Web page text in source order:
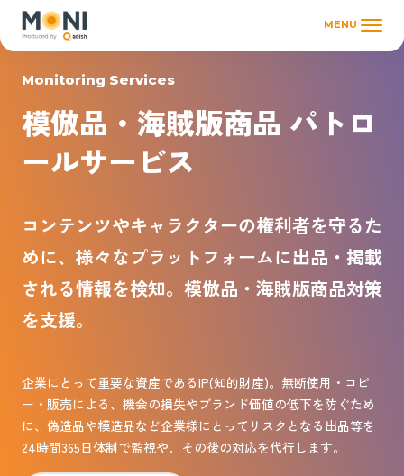
MENU
Monitoring Services
模倣品・海賊版商品 パトロ
ールサービス
コンテンツやキャラクターの権利者を守るた
めに、様々なプラットフォームに出品・掲載
される情報を検知。 模倣品・海賊版商品対策
を支援。
企業にとって重要な資産であるIP(知的財産)。無断使用・コピ
ー・販売による、機会の損失やブランド価値の低下を防ぐため
に、 偽造品や模造品など企業様にとってリスクとなる出品等を
24時間365日体制で監視や、その後の対応を代行します。